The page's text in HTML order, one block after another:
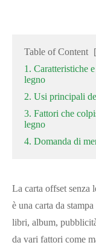
Table of Content [
1. Caratteristiche
legno
2. Usi principali
3. Fattori che
legno
4. Domanda di
La carta offset senza
è una carta da
libri, album,
da vari fattori come